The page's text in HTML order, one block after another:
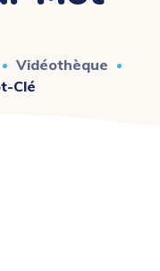
Vidéothèque
Clé